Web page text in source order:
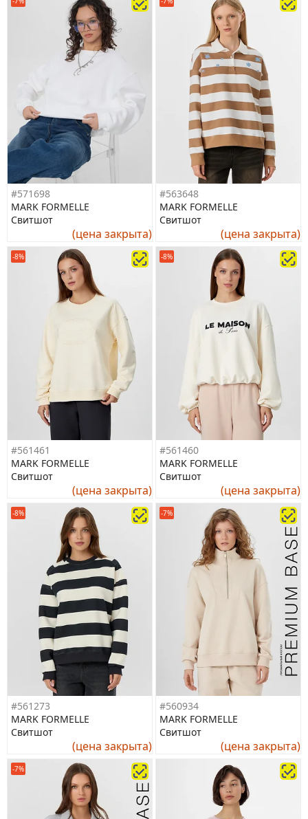
#571698
MARK FORMELLE
Свитшот
(цена закрыта)
#563648
MARK FORMELLE
Свитшот
(цена закрыта)
-8%
#561461
MARK FORMELLE
Свитшот
(цена закрыта)
-8%
#561460
MARK FORMELLE
Свитшот
(цена закрыта)
-8%
#561273
MARK FORMELLE
Свитшот
(цена закрыта)
-7%
#560934
MARK FORMELLE
Свитшот
(цена закрыта)
-7%